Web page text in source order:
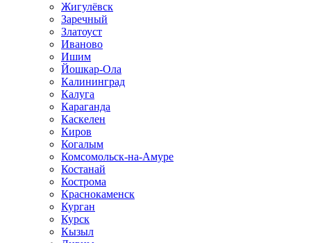
Жигулёвск
Заречный
Златоуст
Иваново
Ишим
Йошкар-Ола
Калининград
Калуга
Караганда
Каскелен
Киров
Когалым
Комсомольск-на-Амуре
Костанай
Кострома
Краснокаменск
Курган
Курск
Кызыл